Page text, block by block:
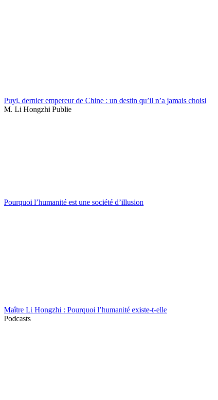
Puyi, dernier empereur de Chine : un destin qu’il n’a jamais choisi
M. Li Hongzhi Publie
Pourquoi l’humanité est une société d’illusion
Maître Li Hongzhi : Pourquoi l’humanité existe-t-elle
Podcasts